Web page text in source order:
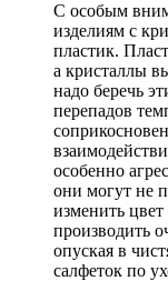
С особым
изделиям с
пластик.
а кристаллы
надо беречь
перепадов
особенно
они могут не
изменить
производить
опуская в
салфеток по